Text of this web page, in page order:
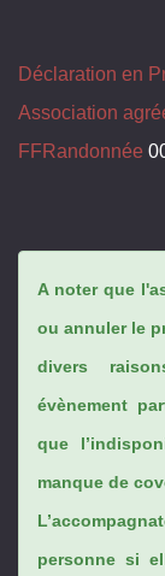
Déclaration en
Association
FFRandonnée
A noter que
ou annuler le
divers
évènement
que
manque de
personne si